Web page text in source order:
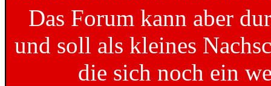
Das Forum kann aber
und soll als kleines
die sich noch ein